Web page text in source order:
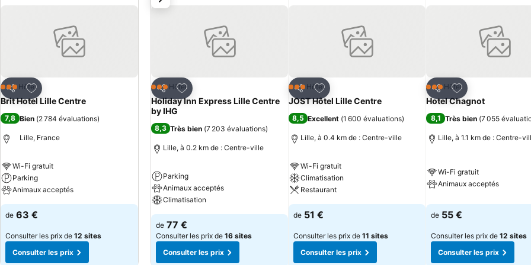
Partager
Ajouter à mes favoris
3 ÉtoilesHôtel
Brit Hotel Lille Centre
7,8 Bien (2 784 évaluations)
Lille, France
Wi-Fi gratuit
Parking
Animaux acceptés
de 63 €
Consulter les prix de 12 sites
Consulter les prix
Partager
Ajouter à mes favoris
3 ÉtoilesHôtel
Holiday Inn Express Lille Centre
by IHG
8,3 Très bien (7 203 évaluations)
Lille, à 0.2 km de : Centre-ville
Parking
Animaux acceptés
Climatisation
de 77 €
Consulter les prix de 16 sites
Consulter les prix
Partager
Ajouter à mes favoris
3 ÉtoilesHôtel
JOST Hôtel Lille Centre
8,5 Excellent (1 600 évaluations)
Lille, à 0.4 km de : Centre-ville
Wi-Fi gratuit
Climatisation
Restaurant
de 51 €
Consulter les prix de 11 sites
Consulter les prix
Partager
Ajouter à mes
3 ÉtoilesHôtel
Hotel Chagnot
8,1 Très bien (7 055
Lille, à 1.1 km de : Centre-
Wi-Fi gratuit
Animaux acceptés
de 55 €
Consulter les prix de 12 sites
Consulter les prix